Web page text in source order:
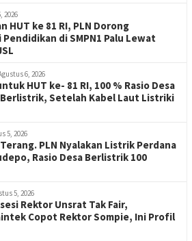
2026
HUT ke 81 RI, PLN Dorong
di SMPN1 Palu Lewat
6, 2026
HUT ke- 81 RI, 100 % Rasio Desa
Setelah Kabel Laut Listriki
5, 2026
PLN Nyalakan Listrik Perdana
Rasio Desa Berlistrik 100
5, 2026
Rektor Unsrat Tak Fair,
Copot Rektor Sompie, Ini Profil